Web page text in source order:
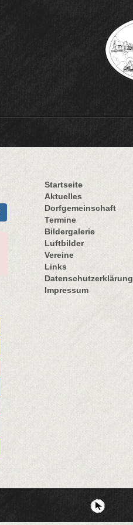
Startseite
Aktuelles
Dorfgemeinschaft
Termine
Bildergalerie
Luftbilder
Vereine
Links
Datenschutzerklärung
Impressum